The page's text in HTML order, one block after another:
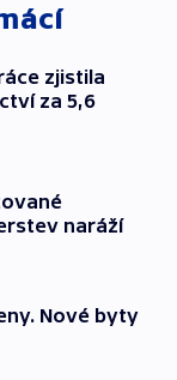
zjistila
za 5,6
naráží
Nové byty